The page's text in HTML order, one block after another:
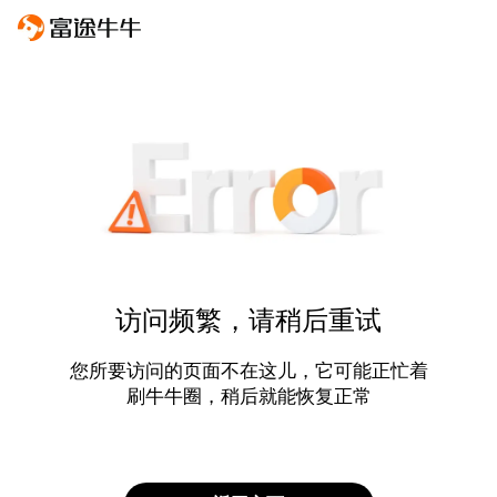
访问频繁，请稍后重试
您所要访问的页面不在这儿，它可能正忙着
刷牛牛圈，稍后就能恢复正常